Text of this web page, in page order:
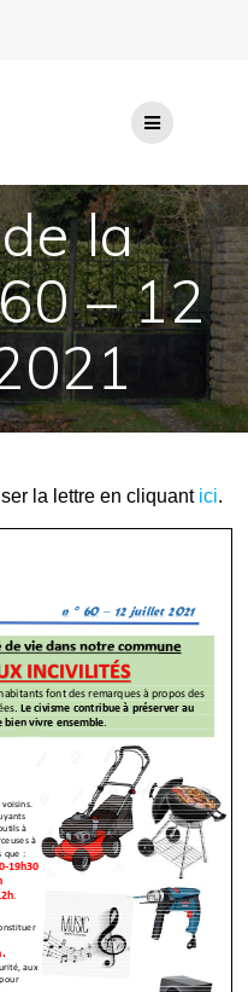
la
– 12
la lettre en cliquant ici.